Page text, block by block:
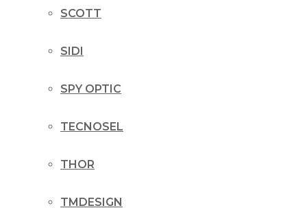
SCOTT
SIDI
SPY OPTIC
TECNOSEL
THOR
TMDESIGN